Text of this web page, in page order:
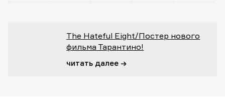
The Hateful Eight/Постер нового
фильма Тарантино!
читать далее →